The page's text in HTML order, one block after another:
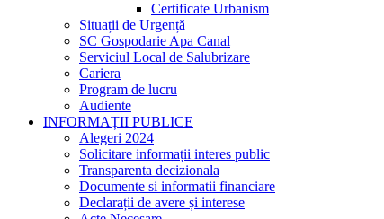
Certificate Urbanism
Situații de Urgență
SC Gospodarie Apa Canal
Serviciul Local de Salubrizare
Cariera
Program de lucru
Audiente
INFORMAȚII PUBLICE
Alegeri 2024
Solicitare informații interes public
Transparenta decizionala
Documente si informatii financiare
Declarații de avere și interese